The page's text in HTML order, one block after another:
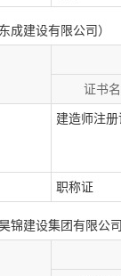
成建设有限公司）
证书
建造师注
职称证
锦建设集团有限公